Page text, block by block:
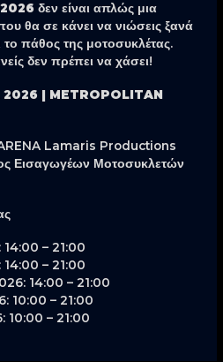
2026 δεν είναι απλώς μια
θα σε κάνει να νιώσεις ξανά
πάθος της μοτοσυκλέτας.
δεν πρέπει να χάσει!
2026 | METROPOLITAN
Lamaris Productions
Εισαγωγέων Μοτοσυκλετών
14:00 – 21:00
14:00 – 21:00
14:00 – 21:00
10:00 – 21:00
10:00 – 21:00